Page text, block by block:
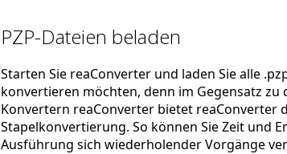
PZP-Dateien beladen
Starten Sie reaConverter und laden Sie alle
konvertieren möchten, denn im Gegensatz
Konvertern reaConverter bietet reaConverter
Stapelkonvertierung. So können Sie Zeit und
Ausführung sich wiederholender Vorgänge